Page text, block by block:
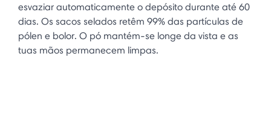
esvaziar automaticamente o depósito durante até 60
dias. Os sacos selados retêm 99% das partículas de
pólen e bolor. O pó mantém-se longe da vista e as
tuas mãos permanecem limpas.